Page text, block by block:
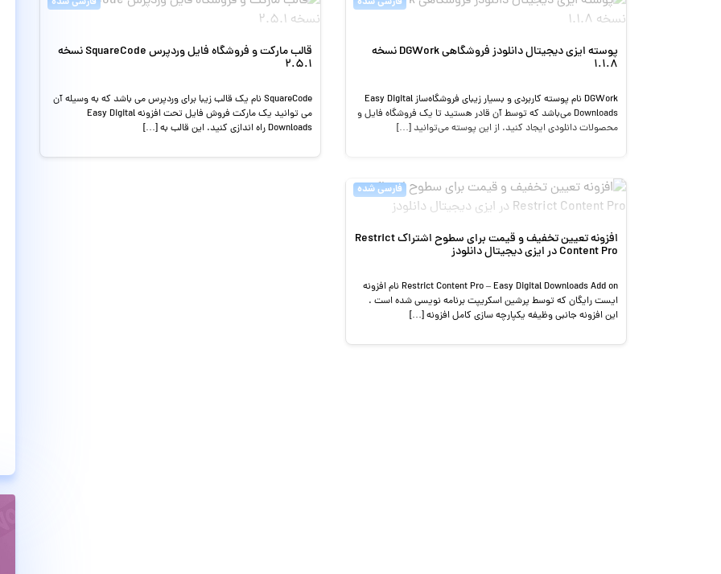
پوسته ایزی دیجیتال دانلودز فروشگاهی DGWork نسخه
1.1.8
DGWork نام پوسته کاربردی و بسیار زیبای فروشگاه‌ساز Easy Digital
Downloads می‌باشد که توسط آن قادر هستید تا یک فروشگاه فایل و
محصولات دانلودی ایجاد کنید. از این پوسته می‌توانید […]
قالب مارکت و فروشگاه فایل وردپرس SquareCode نسخه
2.5.1
SquareCode نام یک قالب زیبا برای وردپرس می باشد که به وسیله آن
می توانید یک مارکت فروش فایل تحت افزونه Easy Digital
Downloads راه اندازی کنید. این قالب به […]
فارسی شده
افزونه تعیین تخفیف و قیمت برای سطوح اشتراک Restrict
Content Pro در ایزی دیجیتال دانلودز
Restrict Content Pro – Easy Digital Downloads Add on نام افزونه
ایست رایگان که توسط پرشین اسکریپت برنامه نویسی شده است .
این افزونه جانبی وظیفه یکپارچه سازی کامل افزونه […]